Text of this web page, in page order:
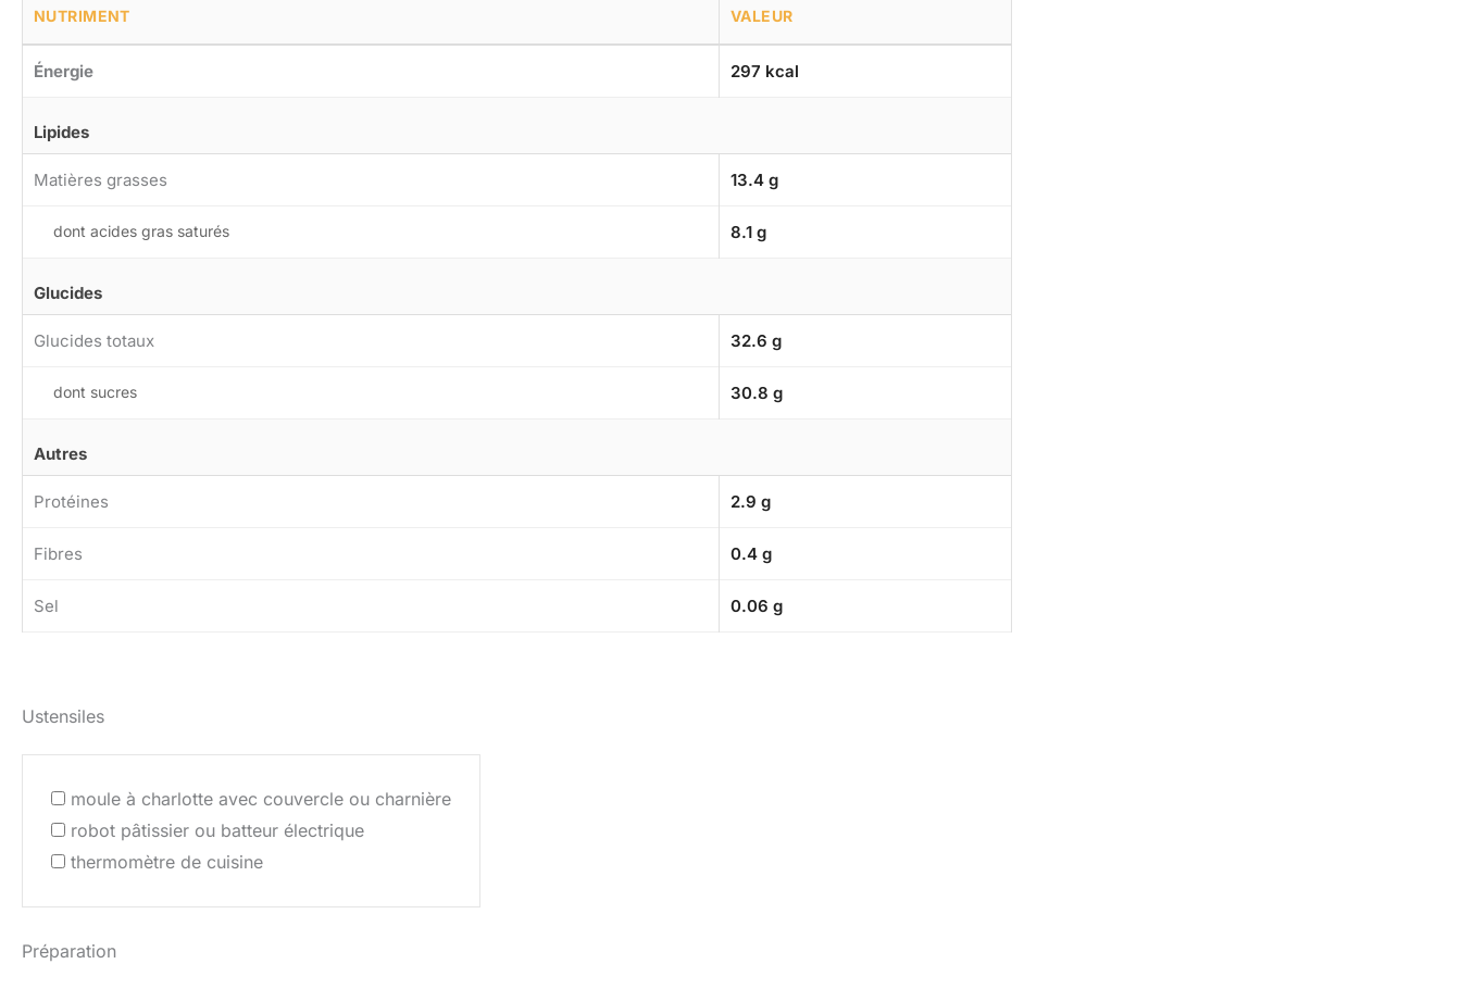
NUTRIMENT VALEUR
Énergie 297 kcal
Lipides
Matières grasses 13.4 g
dont acides gras saturés 8.1 g
Glucides
Glucides totaux 32.6 g
dont sucres 30.8 g
Autres
Protéines 2.9 g
Fibres 0.4 g
Sel 0.06 g
Ustensiles
moule à charlotte avec couvercle ou charnière
robot pâtissier ou batteur électrique
thermomètre de cuisine
Préparation